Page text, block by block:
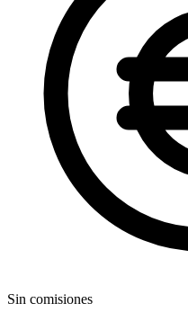
Sin comisiones